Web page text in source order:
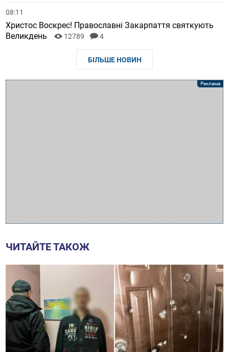
08:11
Христос Воскрес! Православні Закарпаття святкують
Великдень
12789 4
БІЛЬШЕ НОВИН
ЧИТАЙТЕ ТАКОЖ